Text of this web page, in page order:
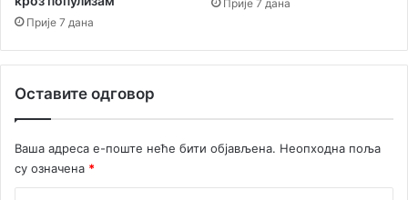
н
н
к
у
л
Прије 7 дана
Прије 7 дана
Оставите одговор
Ваша адреса е-поште неће бити објављена. Неопходна поља
су означена *